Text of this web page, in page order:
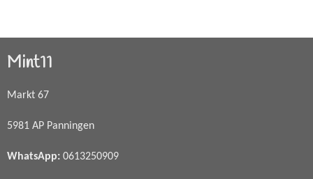
Mint11
Markt 67
5981 AP Panningen
WhatsApp: 0613250909